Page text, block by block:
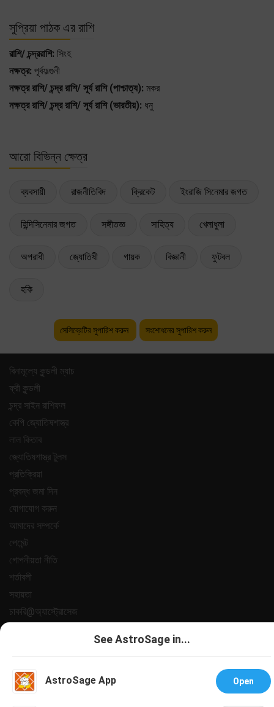
সুপ্রিয়া পাঠক এর রাশি
রাশি/ চন্দ্ররাশি: সিংহ
নক্ষত্র: পূর্বফল্গুনী
নক্ষত্র রাশি/ চন্দ্র রাশি/ সূর্য রাশি (পাশ্চাত্য): মকর
নক্ষত্র রাশি/ চন্দ্র রাশি/ সূর্য রাশি (ভারতীয়): ধনু
আরো বিভিন্ন ক্ষেত্র
ব্যবসায়ী রাজনীতিবিদ ক্রিকেট ইংরাজি সিনেমার জগত
হিন্দিসিনেমার জগত সঙ্গীতজ্ঞ সাহিত্য খেলাধুলা
অপরাধী জ্যোতিষী গায়ক বিজ্ঞানী ফুটবল
হকি
সেলিব্রেটির সুপারিশ করুন সংশোধনের সুপারিশ করুন
বিনামূল্যে কুন্ডলী ম্যাচ
ফ্রী কুন্ডলী
চন্দ্র সাইন রাশিফল
কেপি জ্যোতিষশাস্ত্র
লাল কিতাব
জ্যোতিষশাস্ত্র টুলস
প্রতিক্রিয়া
প্রবন্ধ জমা দিন
যোগাযোগ করুন
আমাদের সম্পর্কে
পেমেন্ট
গোপনীয়তা নীতি
শর্তাবলী
সহায়তা
চাকরি@অ্যাস্ট্রোসেজ
All copyrights reserved 2025AstroSage.com
See AstroSage in...
AstroSage App Open